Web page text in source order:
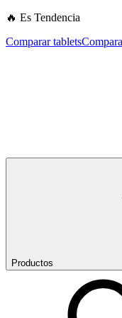
🔥 Es Tendencia
Comparar tablets
Productos